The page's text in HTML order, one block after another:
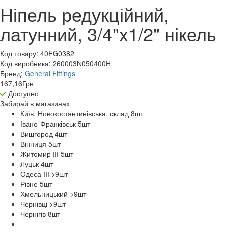
Ніпель редукційний,
латунний, 3/4"x1/2" нікель
Код товару: 40FG0382
Код виробника: 260003N050400H
Бренд: General Fittings
167,16Грн
Доступно
Забирай в магазинах
Київ, Новокостянтинівська, склад 8шт
Івано-Франківськ 5шт
Вишгород 4шт
Вінниця 5шт
Житомир ІІІ 5шт
Луцьк 4шт
Одеса ІІІ >9шт
Рівне 5шт
Хмельницький >9шт
Чернівці >9шт
Чернігів 8шт